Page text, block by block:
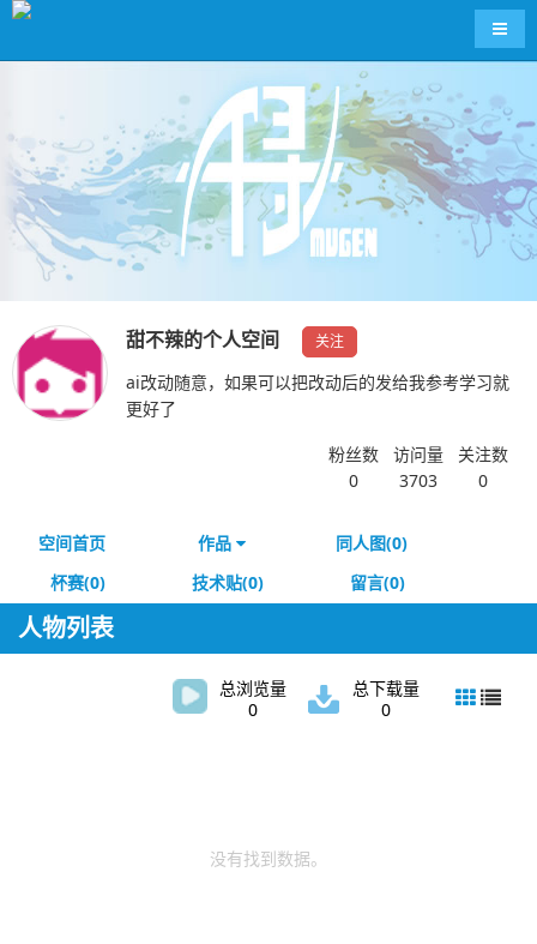
导航
甜不辣的个人空间 关注
ai改动随意，如果可以把改动后的发给我参考学习就
更好了
粉丝数
0
访问量
3703
关注数
0
空间首页 作品
同人图(0)
杯赛(0)
技术贴(0) 留言(0)
人物列表
总浏览量
0
总下载量
0
没有找到数据。